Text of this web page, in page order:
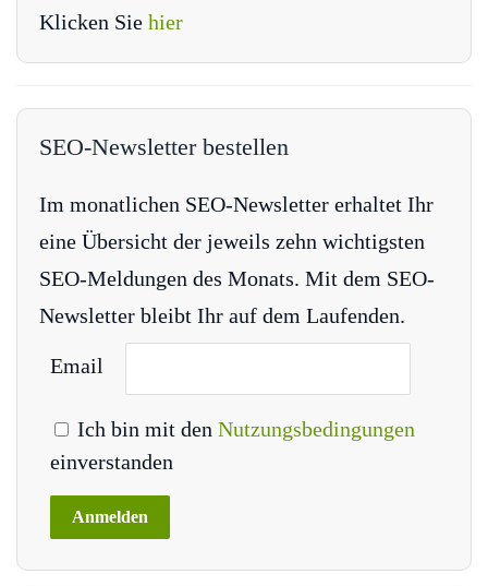
Klicken Sie hier
SEO-Newsletter bestellen
Im monatlichen SEO-Newsletter erhaltet Ihr
eine Übersicht der jeweils zehn wichtigsten
SEO-Meldungen des Monats. Mit dem SEO-
Newsletter bleibt Ihr auf dem Laufenden.
Email
Ich bin mit den Nutzungsbedingungen
einverstanden